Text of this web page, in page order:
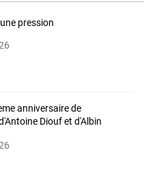
pression
anniversaire de
Diouf et d'Albin